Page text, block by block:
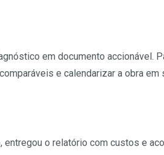
em documento accionável.
e calendarizar a obra em
o relatório com custos e